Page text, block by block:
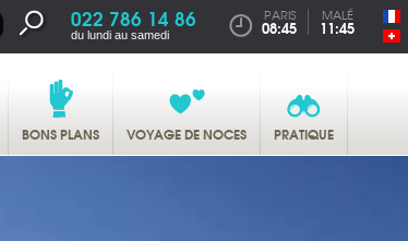
022 786 14 86
du lundi au samedi
PARIS
08:45
MALÉ
11:45
BONS PLANS VOYAGE DE NOCES PRATIQUE